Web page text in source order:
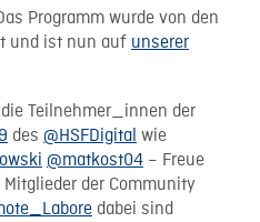
Programm wurde von den
und ist nun auf unserer
Teilnehmer_innen der
des @HSFDigital wie
@matkost04 – Freue
der Community
dabei sind